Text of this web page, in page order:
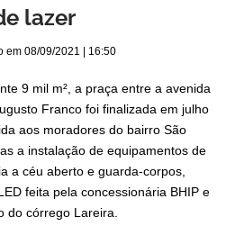
lazer
em 08/09/2021 | 16:50
9 mil m², a praça entre a avenida
Franco foi finalizada em julho
aos moradores do bairro São
a instalação de equipamentos de
a céu aberto e guarda-corpos,
feita pela concessionária BHIP e
do córrego Lareira.